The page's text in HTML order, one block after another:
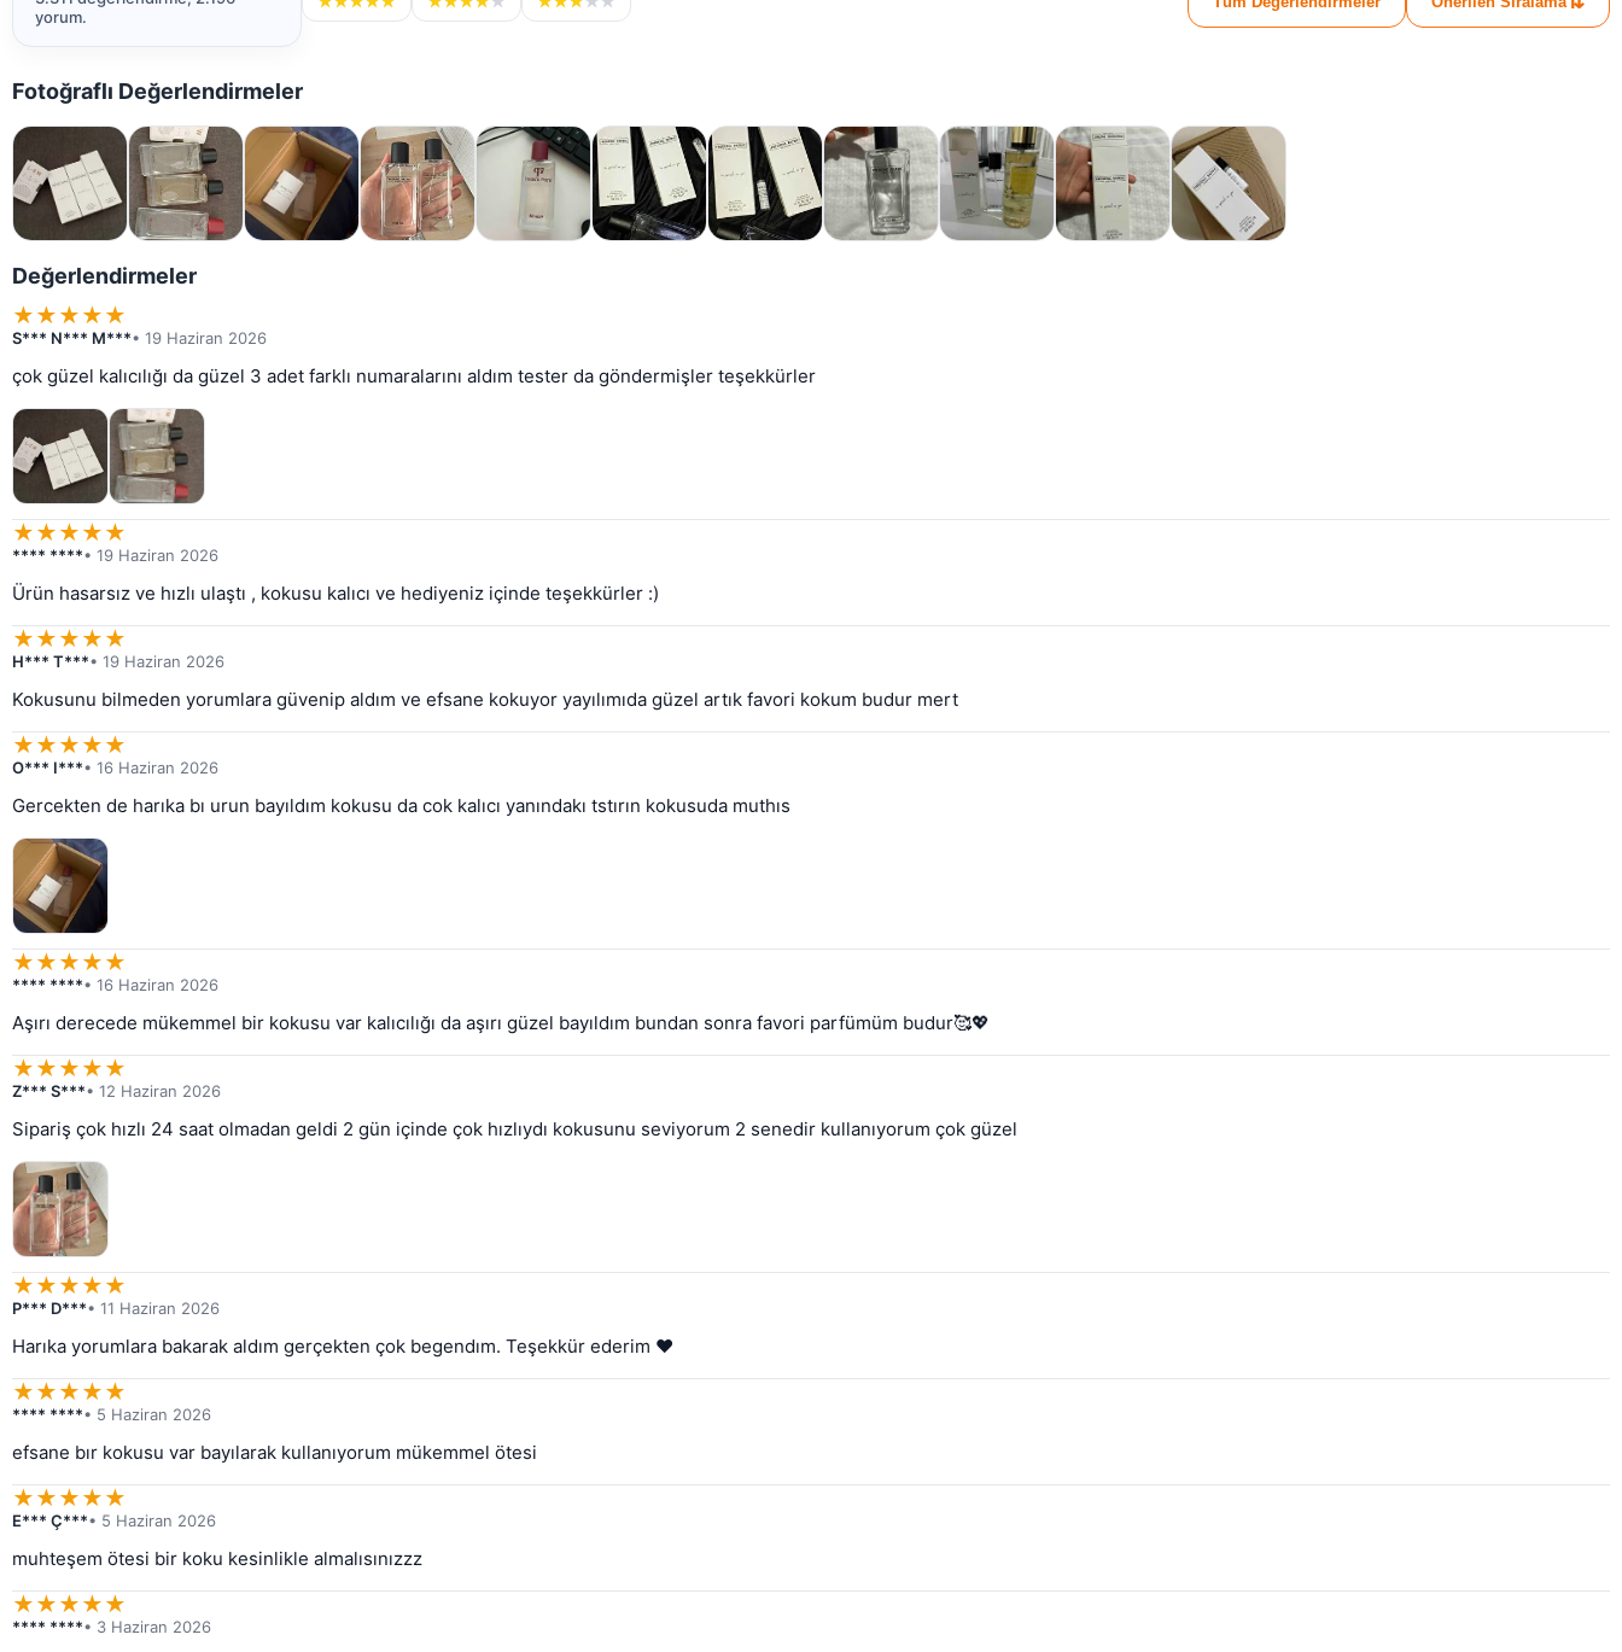
yorum.
Fotoğraflı Değerlendirmeler
Değerlendirmeler
★★★★★
S*** N*** M***• 19 Haziran 2026
çok güzel kalıcılığı da güzel 3 adet farklı numaralarını aldım tester da göndermişler teşekkürler
★★★★★
**** ****• 19 Haziran 2026
Ürün hasarsız ve hızlı ulaştı , kokusu kalıcı ve hediyeniz içinde teşekkürler :)
★★★★★
H*** T***• 19 Haziran 2026
Kokusunu bilmeden yorumlara güvenip aldım ve efsane kokuyor yayılımıda güzel artık favori kokum budur mert
★★★★★
O*** I***• 16 Haziran 2026
Gercekten de harıka bı urun bayıldım kokusu da cok kalıcı yanındakı tstırın kokusuda muthıs
★★★★★
**** ****• 16 Haziran 2026
Aşırı derecede mükemmel bir kokusu var kalıcılığı da aşırı güzel bayıldım bundan sonra favori parfümüm budur🥰💖
★★★★★
Z*** S***• 12 Haziran 2026
Sipariş çok hızlı 24 saat olmadan geldi 2 gün içinde çok hızlıydı kokusunu seviyorum 2 senedir kullanıyorum çok güzel
★★★★★
P*** D***• 11 Haziran 2026
Harıka yorumlara bakarak aldım gerçekten çok begendım. Teşekkür ederim ❤
★★★★★
**** ****• 5 Haziran 2026
efsane bır kokusu var bayılarak kullanıyorum mükemmel ötesi
★★★★★
E*** Ç***• 5 Haziran 2026
muhteşem ötesi bir koku kesinlikle almalısınızzz
★★★★★
**** ****• 3 Haziran 2026